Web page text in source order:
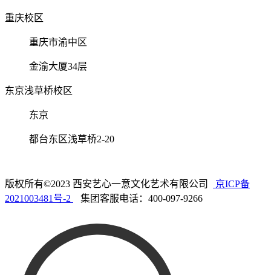
重庆校区
重庆市渝中区
金渝大厦34层
东京浅草桥校区
东京
都台东区浅草桥2-20
版权所有©2023 西安艺心一意文化艺术有限公司
京ICP备
2021003481号-2
集团客服电话：400-097-9266